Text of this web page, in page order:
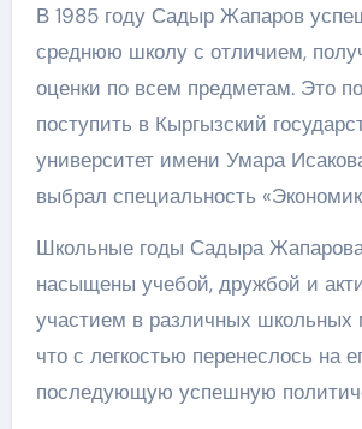
В 1985 году Садыр Жапаров
среднюю школу с отличием,
оценки по всем предметам. Это
поступить в Кыргызский
университет имени Умара
выбрал специальность
Школьные годы Садыра
насыщены учебой, дружбой и
участием в различных школьных
что с легкостью перенеслось на
последующую успешную